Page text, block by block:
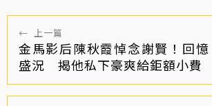
← 上一篇
金馬影后陳秋霞悼念謝賢！回
盛況 揭他私下豪爽給鉅額小費